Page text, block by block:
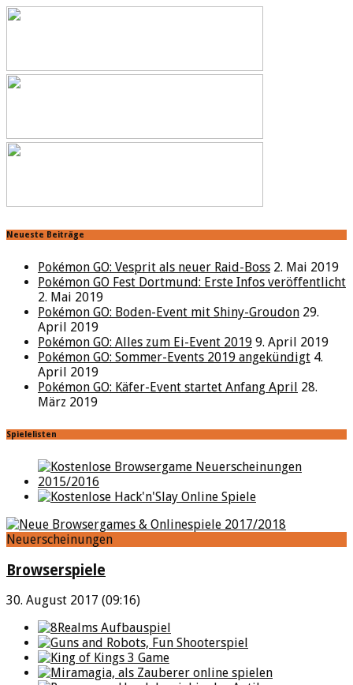
Neueste Beiträge
Pokémon GO: Vesprit als neuer Raid-Boss 2. Mai 2019
Pokémon GO Fest Dortmund: Erste Infos veröffentlicht
2. Mai 2019
Pokémon GO: Boden-Event mit Shiny-Groudon 29.
April 2019
Pokémon GO: Alles zum Ei-Event 2019 9. April 2019
Pokémon GO: Sommer-Events 2019 angekündigt 4.
April 2019
Pokémon GO: Käfer-Event startet Anfang April 28.
März 2019
Spielelisten
Neuerscheinungen
Browserspiele
30. August 2017 (09:16)